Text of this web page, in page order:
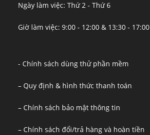
Ngày làm việc: Thứ 2 - Thứ 6
Giờ làm việc: 9:00 - 12:00 & 13:30 - 17:00
- Chính sách dùng thử phần mềm
– Quy định & hình thức thanh toán
– Chính sách bảo mật thông tin
– Chính sách đổi/trả hàng và hoàn tiền